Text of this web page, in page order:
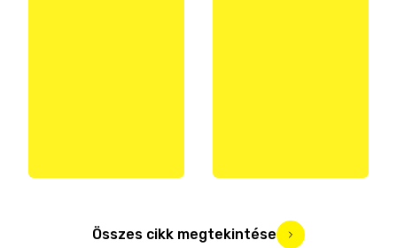
Összes cikk megtekintése